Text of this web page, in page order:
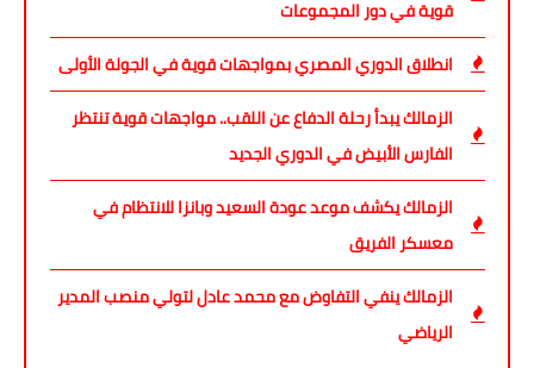
قوية في دور المجموعات
انطلاق الدوري المصري بمواجهات قوية في الجولة الأولى
الزمالك يبدأ رحلة الدفاع عن اللقب.. مواجهات قوية تنتظر
الفارس الأبيض في الدوري الجديد
الزمالك يكشف موعد عودة السعيد وبانزا للانتظام في
معسكر الفريق
الزمالك ينفي التفاوض مع محمد عادل لتولي منصب المدير
الرياضي